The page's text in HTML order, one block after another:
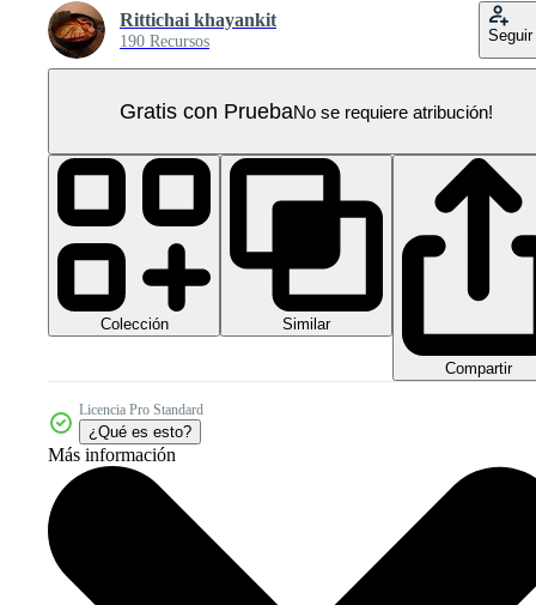
Rittichai khayankit
190 Recursos Seguir
Gratis con PruebaNo se requiere atribución!
Colección Similar
Compartir
Licencia Pro Standard
¿Qué es esto?
Más información